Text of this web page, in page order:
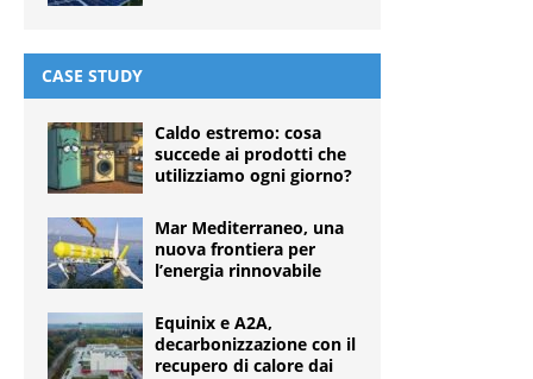
CASE STUDY
Caldo estremo: cosa
succede ai prodotti che
utilizziamo ogni giorno?
Mar Mediterraneo, una
nuova frontiera per
l’energia rinnovabile
Equinix e A2A,
decarbonizzazione con il
recupero di calore dai